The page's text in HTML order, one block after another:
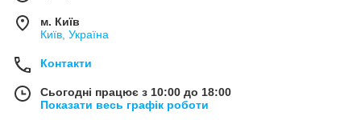
м. Київ
Київ, Україна
Контакти
Сьогодні працює з 10:00 до 18:00
Показати весь графік роботи